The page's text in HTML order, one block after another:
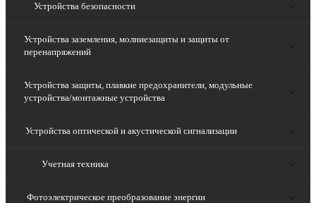
Устройства безопасности
Устройства заземления, молниезащиты и защиты от
перенапряжений
Устройства защиты, плавкие предохранители, модульные
устройства/монтажные устройства
Устройства оптической и акустической сигнализации
Учетная техника
Фотоэлектрическое преобразование энергии